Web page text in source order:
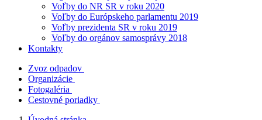
Voľby do NR SR v roku 2020
Voľby do Európskeho parlamentu 2019
Voľby prezidenta SR v roku 2019
Voľby do orgánov samosprávy 2018
Kontakty
Zvoz odpadov
Organizácie
Fotogaléria
Cestovné poriadky